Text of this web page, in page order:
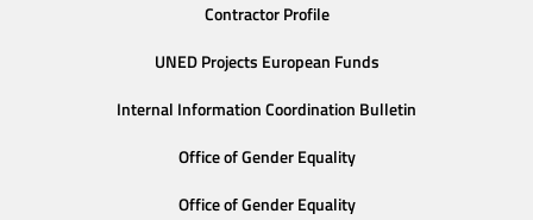
Contractor Profile
UNED Projects European Funds
Internal Information Coordination Bulletin
Office of Gender Equality
Office of Gender Equality